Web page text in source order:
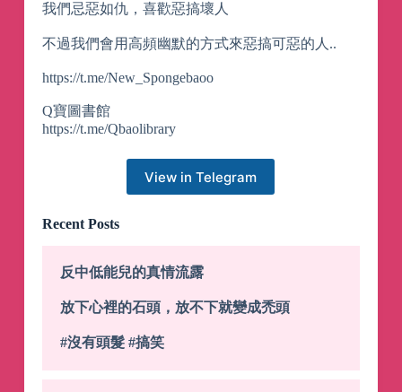
我們忌惡如仇，喜歡惡搞壞人
不過我們會用高頻幽默的方式來惡搞可惡的人..
https://t.me/New_Spongebaoo
Q寶圖書館
https://t.me/Qbaolibrary
View in Telegram
Recent Posts
反中低能兒的真情流露
放下心裡的石頭，放不下就變成禿頭
#沒有頭髮 #搞笑